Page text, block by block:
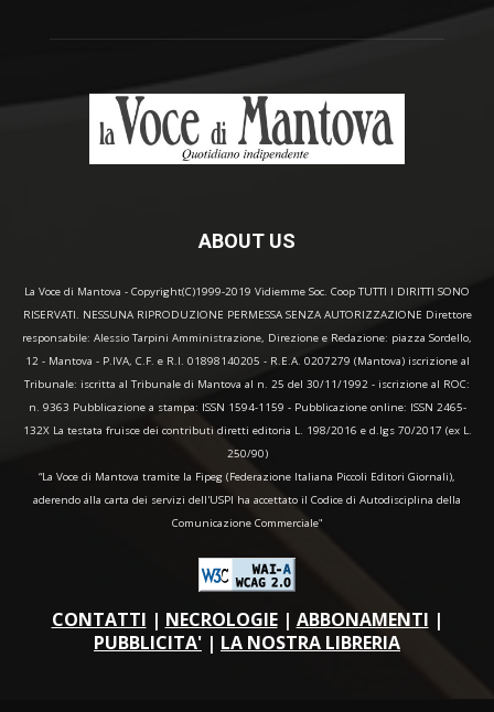
ABOUT US
La Voce di Mantova - Copyright(C)1999-2019 Vidiemme Soc. Coop TUTTI I DIRITTI SONO
RISERVATI. NESSUNA RIPRODUZIONE PERMESSA SENZA AUTORIZZAZIONE Direttore
responsabile: Alessio Tarpini Amministrazione, Direzione e Redazione: piazza Sordello,
12 - Mantova - P.IVA, C.F. e R.I. 01898140205 - R.E.A. 0207279 (Mantova) iscrizione al
Tribunale: iscritta al Tribunale di Mantova al n. 25 del 30/11/1992 - iscrizione al ROC:
n. 9363 Pubblicazione a stampa: ISSN 1594-1159 - Pubblicazione online: ISSN 2465-
132X La testata fruisce dei contributi diretti editoria L. 198/2016 e d.lgs 70/2017 (ex L.
250/90)
“La Voce di Mantova tramite la Fipeg (Federazione Italiana Piccoli Editori Giornali),
aderendo alla carta dei servizi dell'USPI ha accettato il Codice di Autodisciplina della
Comunicazione Commerciale"
CONTATTI | NECROLOGIE| ABBONAMENTI |
PUBBLICITA' | LA NOSTRA LIBRERIA